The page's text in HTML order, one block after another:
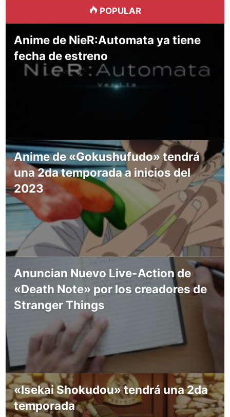
POPULAR
Anime de NieR:Automata ya tiene
fecha de estreno
Anime de «Gokushufudo» tendrá
una 2da temporada a inicios del
2023
Anuncian Nuevo Live-Action de
«Death Note» por los creadores de
Stranger Things
«Isekai Shokudou» tendrá una 2da
temporada